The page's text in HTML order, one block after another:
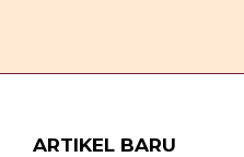
ARTIKEL BARU